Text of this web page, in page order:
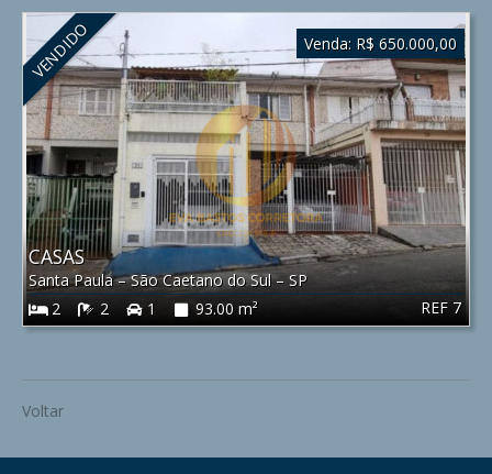
VENDIDO
REF 7
CASAS
Santa Paula–São Caetano do Sul–SP
2
2 1 93.00 m²
Venda: R$ 650.000,00
Voltar